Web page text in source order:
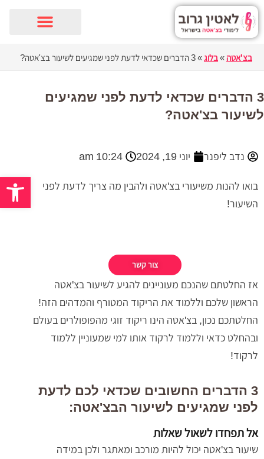
פתח
דילוג
לתוכן
בצ'אטה »בלוג»3 הדברים שכדאי לדעת לפני שמגיעים לשיעור בצ'אטה?
3 הדברים שכדאי לדעת לפני שמגיעים
לשיעור בצ'אטה?
נדב ליפנר יוני 19, 2024 10:24 am
בואו להנות משיעורי בצ'אטה ולהבין מה צריך לדעת לפני
השיעור!
צור קשר
אז החלטתם שהנכם מעוניינים להגיע לשיעור בצ'אטה
הראשון שלכם וללמוד את הריקוד המטורף והמדהים הזה!
החלטתכם נכון, בצ'אטה הינו ריקוד זוגי מהפופולרים בעולם
ובהחלט כדאי וללמוד לרקוד אותו למי שמעוניין ללמוד
לרקוד!
3 הדברים החשובים שכדאי לכם לדעת
לפני שמגיעים לשיעור הבצ'אטה:
אל תפחדו לשאול שאלות
שיעור בצ'אטה יכול להיות מורכב ומאתגר ולכן במידה